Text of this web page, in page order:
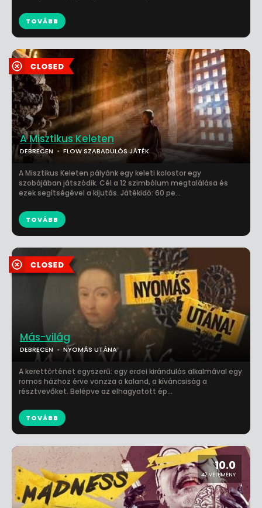
A Misztikus Keleten
DEBRECEN FLOW SZABADULÓS JÁTÉK
A Misztikus Keleten pályánk egy keleti kolostor egy
szobájában játszódik. Cél a 12 szimbólum megtalálása és
ezek segítségével a kijutás. Játékidő: 60 pe...
TOVÁBB
10.0
42 VÉLEMÉNY
TOVÁBB
Más-világ
DEBRECEN NYOMÁS UTÁNA
A kerettörténet egyszerű: egy erdei kirándulás alkalmával egy
romos házhoz érve vonzza a kaland, a kíváncsiság a
résztvevőket. Belépve az elhagyatott ép...
TOVÁBB